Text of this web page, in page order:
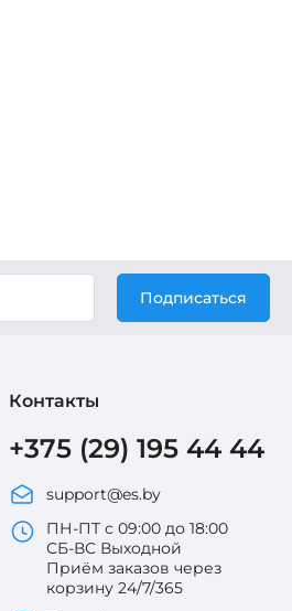
Подписаться
Контакты
+375 (29) 195 44 44
support@es.by
ПН-ПТ с 09:00 до 18:00
СБ-ВС Выходной
Приём заказов через
корзину 24/7/365